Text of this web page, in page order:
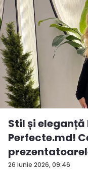
26 iunie 2026, 09:46
Stil și
Perfecte.md!